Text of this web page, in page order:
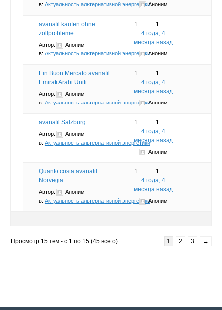
в: Актуальность альтернативной энергетикиАноним
avanafil kaufen ohne
zollprobleme
Автор:
Аноним
в: Актуальность альтернативной энергетики
1
1
4 года, 4
месяца назад
Аноним
Ein Buon Mercato avanafil
Emirati Arabi Uniti
Автор:
Аноним
в: Актуальность альтернативной энергетики
1
1
4 года, 4
месяца назад
Аноним
avanafil Salzburg
Автор:
Аноним
в: Актуальность альтернативной энергетики
1
1
4 года, 4
месяца назад
Аноним
Quanto costa avanafil
Norvegia
Автор:
Аноним
в: Актуальность альтернативной энергетики
1
1
4 года, 4
месяца назад
Аноним
Просмотр 15 тем - с 1 по 15 (45 всего) 1 2 3 →